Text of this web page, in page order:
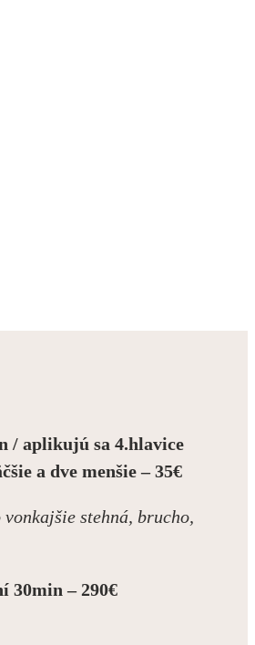
/ aplikujú sa 4.hlavice
a dve menšie – 35€
stehná, brucho,
30min – 290€